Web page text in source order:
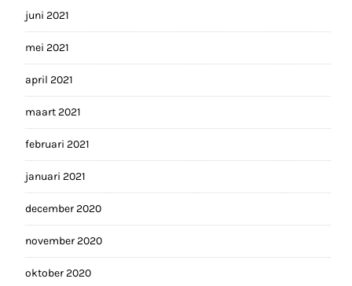
juni 2021
mei 2021
april 2021
maart 2021
februari 2021
januari 2021
december 2020
november 2020
oktober 2020